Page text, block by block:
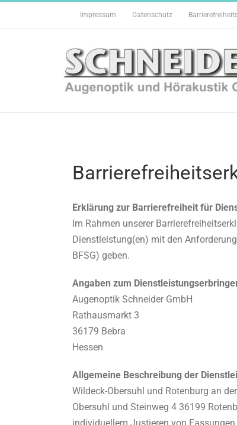
Impressum Datenschutz
Erklärung zur Barrierefreiheit für
Im Rahmen unserer
Dienstleistung(en) mit den
BFSG) geben.
Angaben zum
Augenoptik Schneider GmbH
Rathausmarkt 3
36179 Bebra
Hessen
Allgemeine Beschreibung der
Wildeck-Obersuhl und Rotenburg an
Obersuhl und Steinweg 4 36199